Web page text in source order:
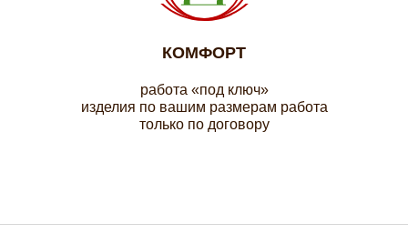
КОМФОРТ
работа «под ключ»
изделия по вашим размерам работа
только по договору